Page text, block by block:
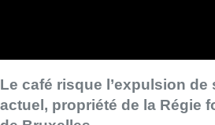
dans un bâtiment appartenant à la
fortement augmenter le loyer, de 665
qui souhaite rester indépendante,
Selon le Boom Café, appelé ainsi en